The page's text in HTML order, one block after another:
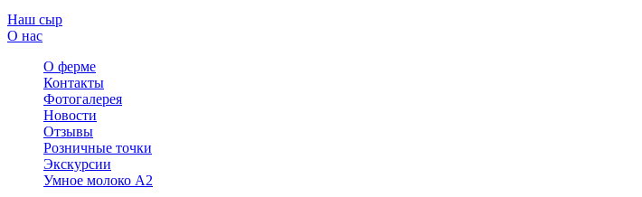
Наш сыр
О нас
О ферме
Контакты
Фотогалерея
Новости
Отзывы
Розничные точки
Экскурсии
Умное молоко А2